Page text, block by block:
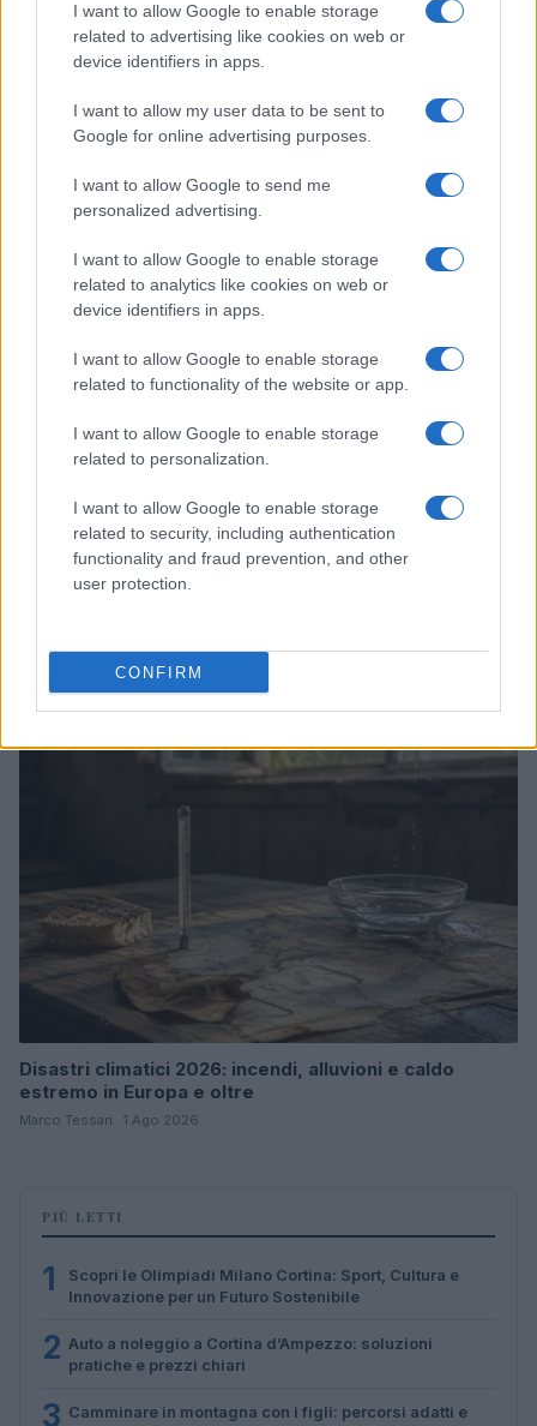
I want to allow Google to enable storage
related to advertising like cookies on web or
device identifiers in apps.
I want to allow my user data to be sent to
Google for online advertising purposes.
I want to allow Google to send me
personalized advertising.
I want to allow Google to enable storage
related to analytics like cookies on web or
device identifiers in apps.
I want to allow Google to enable storage
related to functionality of the website or app.
I want to allow Google to enable storage
related to personalization.
I want to allow Google to enable storage
related to security, including authentication
functionality and fraud prevention, and other
user protection.
CONFIRM
Don Antonio Mazzi: l’ultimo saluto a Milano tra
emozioni e canti
NEWS
fatto discutere
Marco Tessari · 3 Ago 2026
Disastri climatici 2026: incendi, alluvioni e caldo
estremo in Europa e oltre
Marco Tessari · 1 Ago 2026
PIÙ LETTI
1
Scopri le Olimpiadi Milano Cortina: Sport, Cultura e
Innovazione per un Futuro Sostenibile
2 Auto a noleggio a Cortina d’Ampezzo: soluzioni
pratiche e prezzi chiari
3 Camminare in montagna con i figli: percorsi adatti e